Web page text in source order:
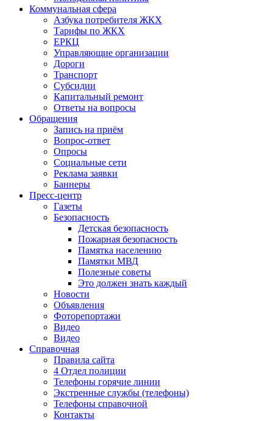
Коммунальная сфера
Азбука потребителя ЖКХ
Тарифы по ЖКХ
ЕРКЦ
Управляющие организации
Дороги
Транспорт
Субсидии
Капитальный ремонт
Ответы на вопросы
Обращения
Запись на приём
Вопрос-ответ
Опросы
Социальные сети
Реклама заявки
Баннеры
Пресс-центр
Газеты
Безопасность
Детская безопасность
Пожарная безопасность
Памятка населению
Памятки МВД
Полезные советы
Это должен знать каждый
Новости
Объявления
Фоторепортажи
Видео
Видео
Справочная
Правила сайта
4 Отдел полиции
Телефоны горячие линии
Экстренные службы (телефоны)
Телефоны справочной
Контакты